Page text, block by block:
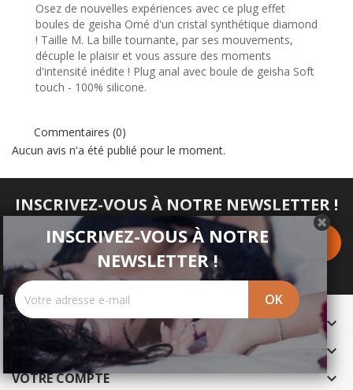
Osez de nouvelles expériences avec ce plug effet
boules de geisha Orné d'un cristal synthétique diamond
! Taille M. La bille tournante, par ses mouvements,
décuple le plaisir et vous assure des moments
d'intensité inédite ! Plug anal avec boule de geisha Soft
touch - 100% silicone.
Commentaires (0)
Aucun avis n'a été publié pour le moment.
INSCRIVEZ-VOUS À NOTRE NEWSLETTER !
INSCRIVEZ-VOUS À NOTRE
NEWSLETTER !
PRODUITS 
NOTRE SOCIÉTÉ 
VOTRE COMPTE 